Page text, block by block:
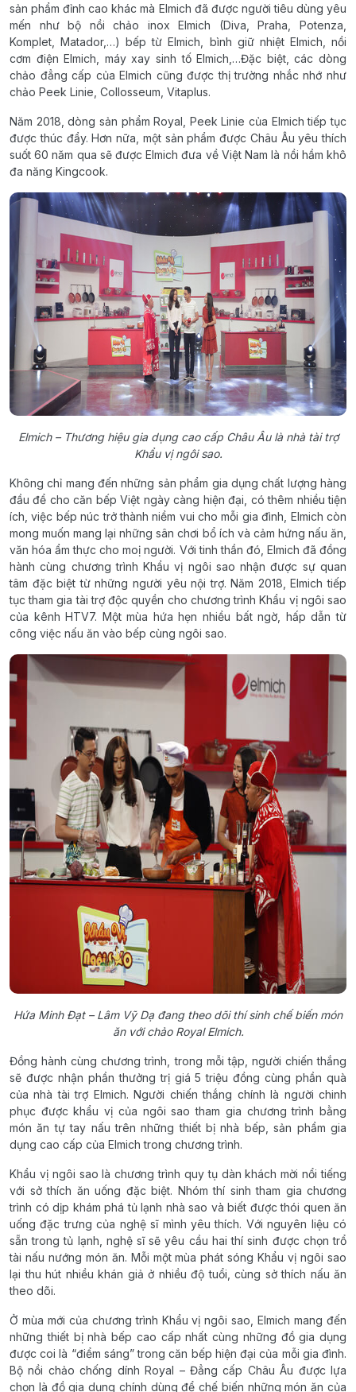
sản phẩm đỉnh cao khác mà Elmich đã được người tiêu dùng yêu
mến như bộ nồi chảo inox Elmich (Diva, Praha, Potenza,
Komplet, Matador,…) bếp từ Elmich, bình giữ nhiệt Elmich, nồi
cơm điện Elmich, máy xay sinh tố Elmich,…Đặc biệt, các dòng
chảo đẳng cấp của Elmich cũng được thị trường nhắc nhớ như
chảo Peek Linie, Collosseum, Vitaplus.
Năm 2018, dòng sản phẩm Royal, Peek Linie của Elmich tiếp tục
được thúc đẩy. Hơn nữa, một sản phẩm được Châu Âu yêu thích
suốt 60 năm qua sẽ được Elmich đưa về Việt Nam là nồi hầm khô
đa năng Kingcook.
Elmich – Thương hiệu gia dụng cao cấp Châu Âu là nhà tài trợ
Khẩu vị ngôi sao.
Không chỉ mang đến những sản phẩm gia dụng chất lượng hàng
đầu để cho căn bếp Việt ngày càng hiện đại, có thêm nhiều tiện
ích, việc bếp núc trở thành niềm vui cho mỗi gia đình, Elmich còn
mong muốn mang lại những sân chơi bổ ích và cảm hứng nấu ăn,
văn hóa ẩm thực cho moị người. Với tinh thần đó, Elmich đã đồng
hành cùng chương trình Khẩu vị ngôi sao nhận được sự quan
tâm đặc biệt từ những người yêu nội trợ. Năm 2018, Elmich tiếp
tục tham gia tài trợ độc quyền cho chương trình Khẩu vị ngôi sao
của kênh HTV7. Một mùa hứa hẹn nhiều bất ngờ, hấp dẫn từ
công việc nấu ăn vào bếp cùng ngôi sao.
Hứa Minh Đạt – Lâm Vỹ Dạ đang theo dõi thí sinh chế biến món
ăn với chảo Royal Elmich.
Đồng hành cùng chương trình, trong mỗi tập, người chiến thắng
sẽ được nhận phần thưởng trị giá 5 triệu đồng cùng phần quà
của nhà tài trợ Elmich. Người chiến thắng chính là người chinh
phục được khẩu vị của ngôi sao tham gia chương trình bằng
món ăn tự tay nấu trên những thiết bị nhà bếp, sản phẩm gia
dụng cao cấp của Elmich trong chương trình.
Khẩu vị ngôi sao là chương trình quy tụ dàn khách mời nổi tiếng
với sở thích ăn uống đặc biệt. Nhóm thí sinh tham gia chương
trình có dịp khám phá tủ lạnh nhà sao và biết được thói quen ăn
uống đặc trưng của nghệ sĩ mình yêu thích. Với nguyên liệu có
sẵn trong tủ lạnh, nghệ sĩ sẽ yêu cầu hai thí sinh được chọn trổ
tài nấu nướng món ăn. Mỗi một mùa phát sóng Khẩu vị ngôi sao
lại thu hút nhiều khán giả ở nhiều độ tuổi, cùng sở thích nấu ăn
theo dõi.
Ở mùa mới của chương trình Khẩu vị ngôi sao, Elmich mang đến
những thiết bị nhà bếp cao cấp nhất cùng những đồ gia dụng
được coi là “điểm sáng” trong căn bếp hiện đại của mỗi gia đình.
Bộ nồi chảo chống dính Royal – Đẳng cấp Châu Âu được lựa
chọn là đồ gia dụng chính dùng để chế biến những món ăn của